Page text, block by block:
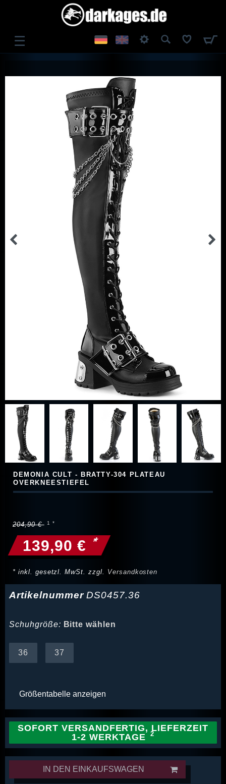
☰
DEMONIA CULT - BRATTY-304 PLATEAU
OVERKNEESTIEFEL
204,90 €
139,90 € *
* inkl. gesetzl. MwSt. zzgl. Versandkosten
ArtikelnummerDS0457.36
Schuhgröße: Bitte wählen
36 37
Größentabelle anzeigen
SOFORT VERSANDFERTIG, LIEFERZEIT
1-2 WERKTAGE
IN DEN EINKAUFSWAGEN